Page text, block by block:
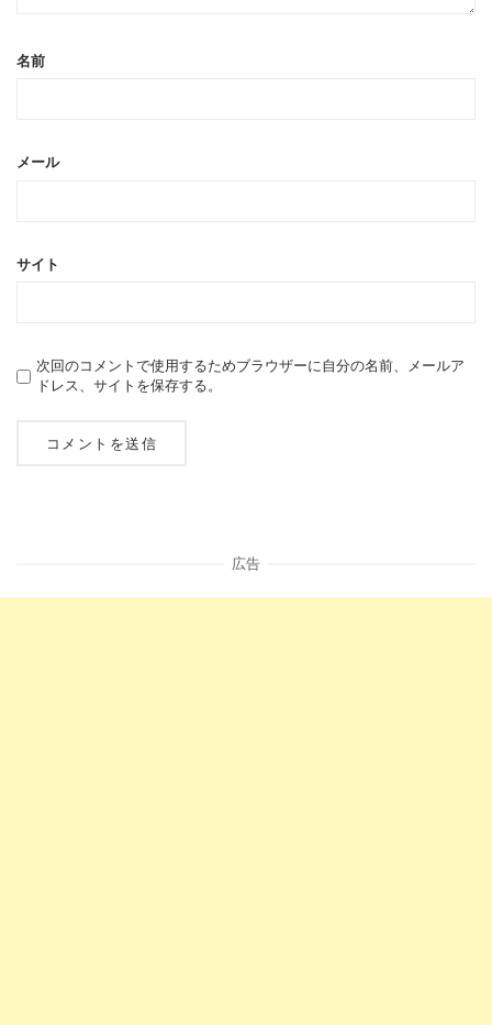
名前
メール
サイト
次回のコメントで使用するためブラウザーに自分の名前、メールア
ドレス、サイトを保存する。
広告